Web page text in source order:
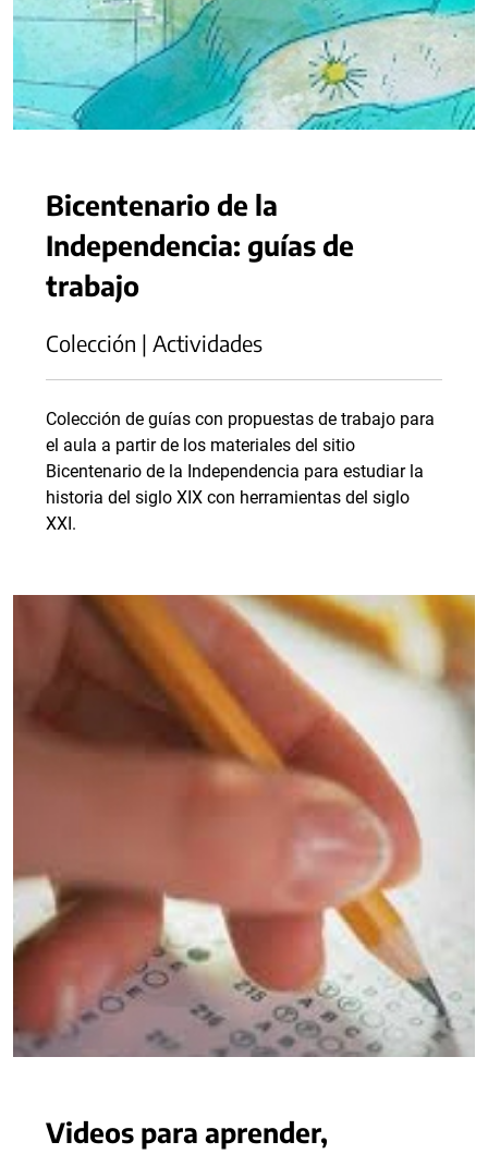
Bicentenario de la
Independencia: guías de
trabajo
Colección | Actividades
Colección de guías con propuestas de trabajo para
el aula a partir de los materiales del sitio
Bicentenario de la Independencia para estudiar la
historia del siglo XIX con herramientas del siglo
XXI.
Videos para aprender,